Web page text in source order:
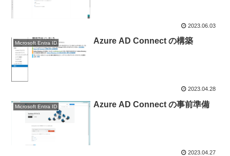
2023.06.03
Microsoft Entra ID Azure AD Connect の構築
2023.04.28
Microsoft Entra ID Azure AD Connect の事前準備
2023.04.27